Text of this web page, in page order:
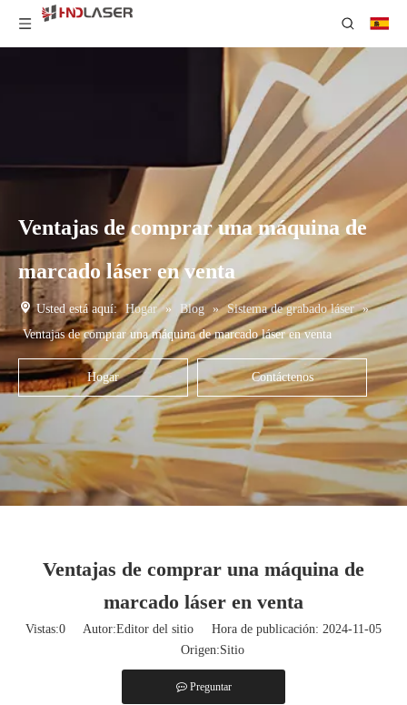
Ventajas de comprar una máquina de
marcado láser en venta
Usted está aquí: Hogar » Blog » Sistema de grabado láser »
Ventajas de comprar una máquina de marcado láser en venta
Hogar Contáctenos
Ventajas de comprar una máquina de
marcado láser en venta
Vistas:0 Autor:Editor del sitio Hora de publicación: 2024-11-05
Origen:Sitio
Preguntar